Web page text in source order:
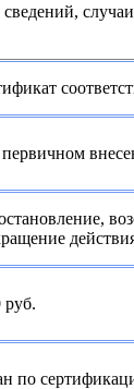
руб.
по